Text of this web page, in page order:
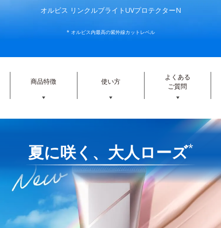
オルビス リンクルブライトUVプロテクターN
* オルビス内最高の紫外線カットレベル
商品特徴
▼
使い方
▼
よくある
ご質問
▼
夏に咲く、大人ローズ*